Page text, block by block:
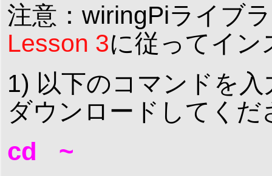
注意：wiringPiライブ
Lesson 3に従ってイン
1) 以下のコマンドを
ダウンロードしてくだ
cd ~